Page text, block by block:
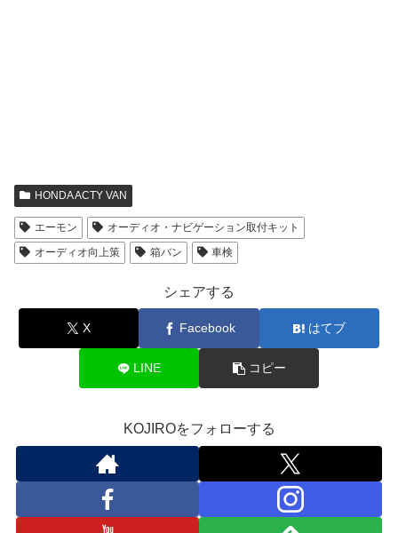
HONDA ACTY VAN
エーモン
オーディオ・ナビゲーション取付キット
オーディオ向上策
箱バン 車検
シェアする
X Facebook はてブ
LINE コピー
KOJIROをフォローする